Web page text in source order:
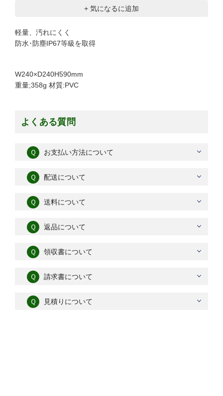
+ 気になるに追加
軽量、汚れにくく
防水･防塵IP67等級を取得
W240×D240H590mm
重量;358g 材質:PVC
よくある質問
Ｑ お支払い方法について
Ｑ 配送について
Ｑ 送料について
Ｑ 返品について
Ｑ 領収書について
Ｑ 請求書について
Ｑ 見積りについて